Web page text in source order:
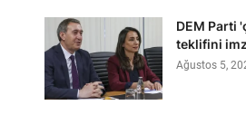
DEM Parti
teklifini
Ağustos 5,